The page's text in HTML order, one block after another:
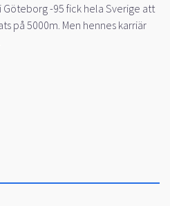
Göteborg -95 fick hela Sverige att
på 5000m. Men hennes karriär